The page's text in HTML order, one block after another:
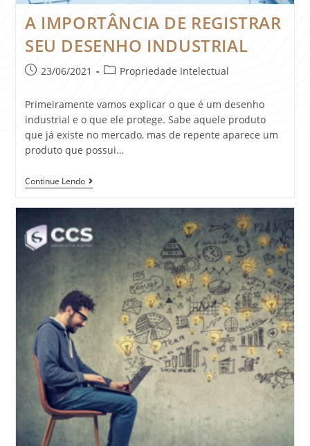
A IMPORTÂNCIA DE REGISTRAR
SEU DESENHO INDUSTRIAL
23/06/2021 Propriedade Intelectual
Primeiramente vamos explicar o que é um desenho
industrial e o que ele protege. Sabe aquele produto
que já existe no mercado, mas de repente aparece um
produto que possui…
Continue Lendo